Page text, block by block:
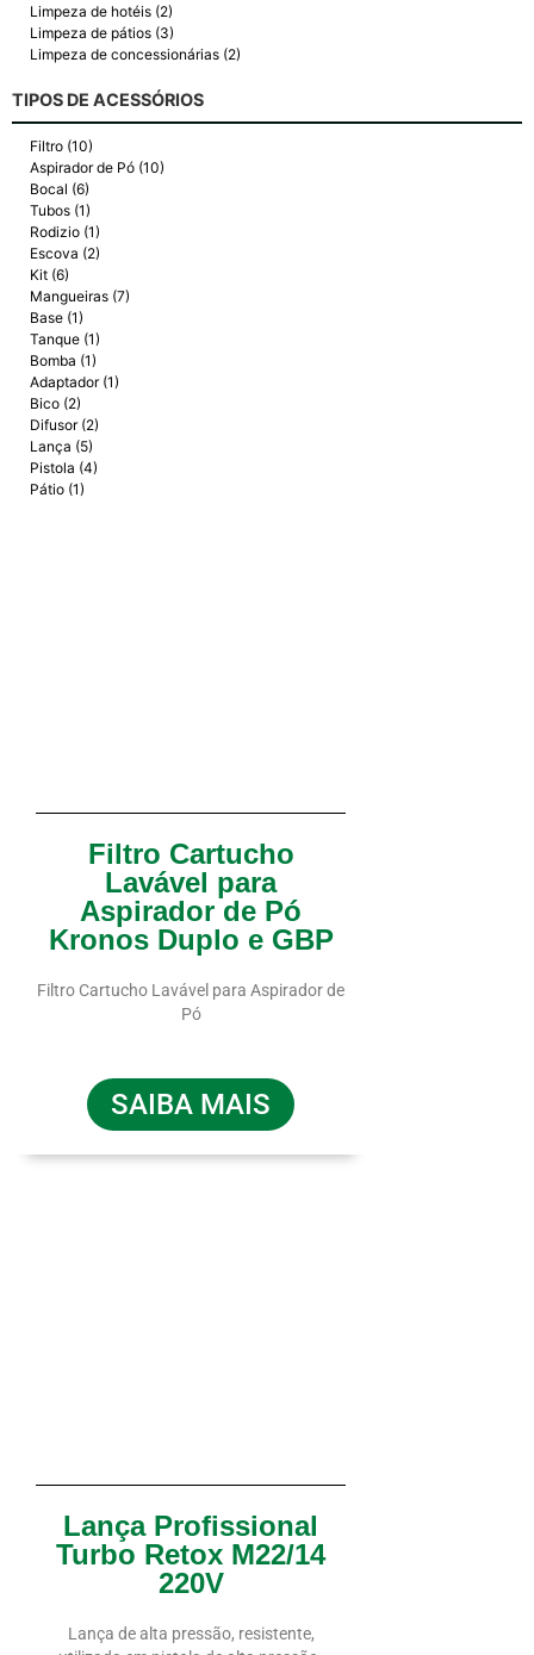
Limpeza de hotéis (2)
Limpeza de pátios (3)
Limpeza de concessionárias (2)
TIPOS DE ACESSÓRIOS
Filtro (10)
Aspirador de Pó (10)
Bocal (6)
Tubos (1)
Rodizio (1)
Escova (2)
Kit (6)
Mangueiras (7)
Base (1)
Tanque (1)
Bomba (1)
Adaptador (1)
Bico (2)
Difusor (2)
Lança (5)
Pistola (4)
Pátio (1)
Filtro Cartucho
Lavável para
Aspirador de Pó
Kronos Duplo e GBP
Filtro Cartucho Lavável para Aspirador de
Pó
SAIBA MAIS
Lança Profissional
Turbo Retox M22/14
220V
Lança de alta pressão, resistente,